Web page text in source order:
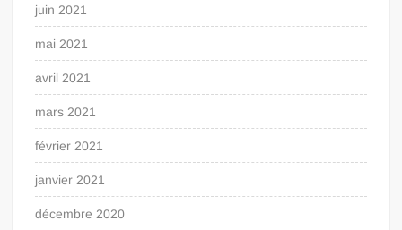
juin 2021
mai 2021
avril 2021
mars 2021
février 2021
janvier 2021
décembre 2020